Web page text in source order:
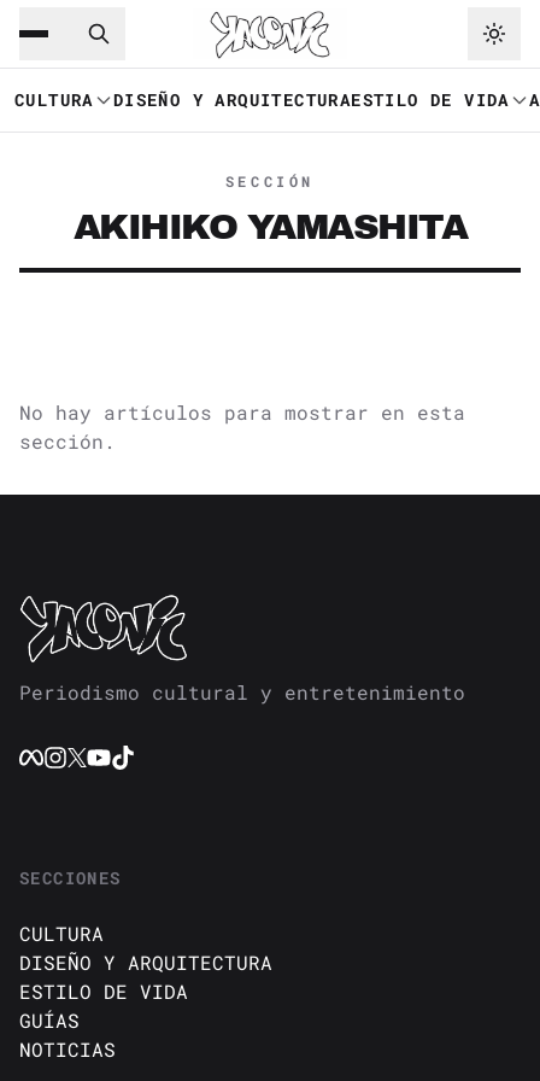
Saltar al contenido principal
CULTURA DISEÑO Y ARQUITECTURAESTILO DE VIDA
SECCIÓN
AKIHIKO YAMASHITA
No hay artículos para mostrar en esta
sección.
Periodismo cultural y entretenimiento
SECCIONES
CULTURA
DISEÑO Y ARQUITECTURA
ESTILO DE VIDA
GUÍAS
NOTICIAS